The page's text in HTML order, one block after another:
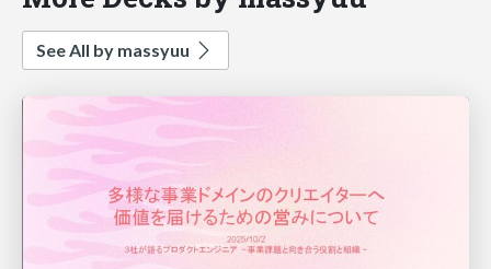
See All by massyuu